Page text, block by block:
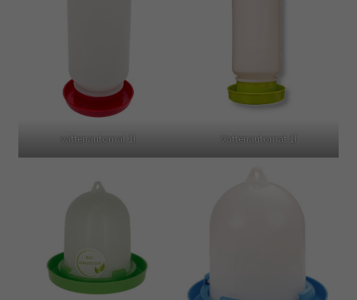
vattenautomat 1l Vattenautomat 1l